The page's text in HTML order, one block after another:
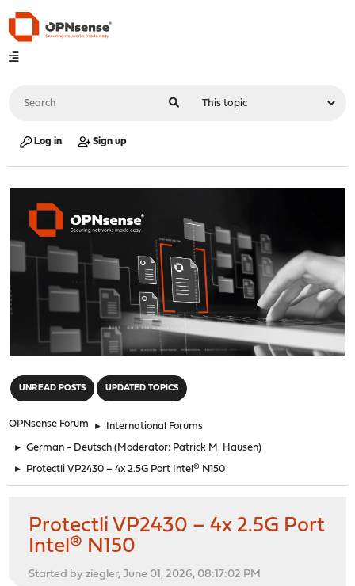
Log in Sign up
UNREAD POSTS UPDATED TOPICS
OPNsense Forum ► International Forums
► German - Deutsch (Moderator: Patrick M. Hausen)
► Protectli VP2430 – 4x 2.5G Port Intel® N150
Protectli VP2430 – 4x 2.5G Port
Intel® N150
Started by ziegler, June 01, 2026, 08:17:02 PM